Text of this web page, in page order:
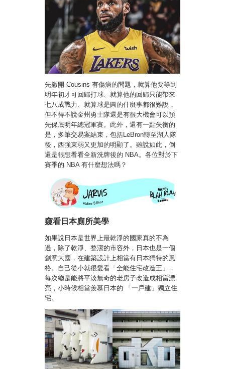
先撇開 Cousins 有傷病的問題，就算他要等到
明年初才可回歸打球、就算他的回歸只能帶來
七八成戰力、就算球是圓的什麼事都很難說，
但不得不說金州勇士隊還是有很大機會可以預
先保底明年總冠軍賽。此外，還有一點失衡的
是，多筆交易案結束，包括LeBron轉至湖人隊
後，西強東弱又更加的明顯了。雖說如此，倒
還是很想看看全新洗牌後的 NBA。各位對於下
賽季的 NBA 有什麼想法嗎？
窺看日本廁所美學
如果說日本是世界上最乾淨的國家真的不為
過，除了乾淨、整潔的市容外，日本也是一個
創意大國，在建築設計上相當有日本獨特的風
格。自己從小就很愛看「全能住宅改造王」，
每次總是能將平淡無奇的老房子改造成相當漂
亮，小時候相當羨慕日本的 「一戶建」獨立住
宅。